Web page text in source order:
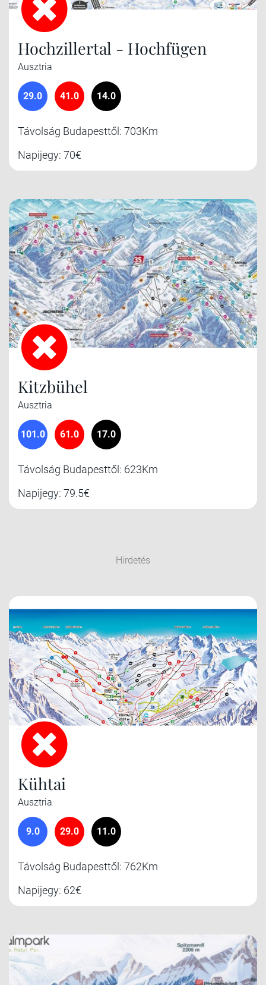
Hochzillertal - Hochfügen
Ausztria
29.0 41.0 14.0
Távolság Budapesttől: 703Km
Napijegy: 70€
Kitzbühel
Ausztria
101.0 61.0 17.0
Távolság Budapesttől: 623Km
Napijegy: 79.5€
Hirdetés
Kühtai
Ausztria
9.0 29.0 11.0
Távolság Budapesttől: 762Km
Napijegy: 62€